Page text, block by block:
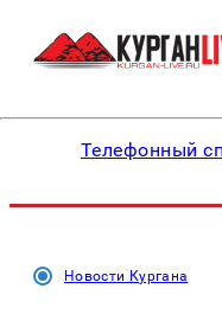
Телефонный
Новости Кургана